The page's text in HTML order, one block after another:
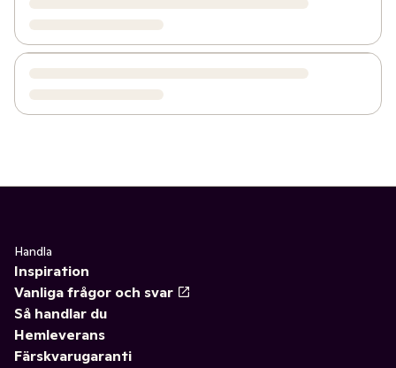
Handla
Inspiration
Vanliga frågor och svar
Så handlar du
Hemleverans
Färskvarugaranti